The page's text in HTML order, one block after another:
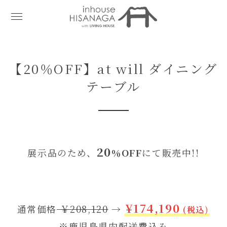
【20％OFF】at will ダイニング
テーブル
展示品のため、 20％OFFにて販売中!!
通常価格￥208,120→ ¥174,190 (税込)